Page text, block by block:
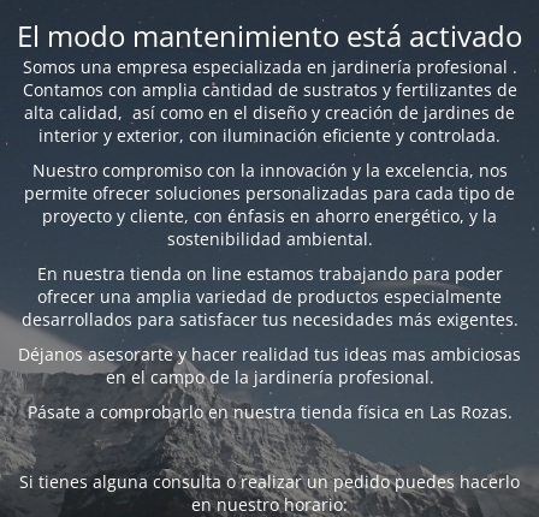
El modo mantenimiento está activado
Somos una empresa especializada en jardinería profesional .
Contamos con amplia cantidad de sustratos y fertilizantes de
alta calidad, así como en el diseño y creación de jardines de
interior y exterior, con iluminación eficiente y controlada.
Nuestro compromiso con la innovación y la excelencia, nos
permite ofrecer soluciones personalizadas para cada tipo de
proyecto y cliente, con énfasis en ahorro energético, y la
sostenibilidad ambiental.
En nuestra tienda on line estamos trabajando para poder
ofrecer una amplia variedad de productos especialmente
desarrollados para satisfacer tus necesidades más exigentes.
Déjanos asesorarte y hacer realidad tus ideas mas ambiciosas
en el campo de la jardinería profesional.
Pásate a comprobarlo en nuestra tienda física en Las Rozas.
Si tienes alguna consulta o realizar un pedido puedes hacerlo
en nuestro horario: